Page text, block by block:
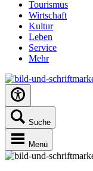
Tourismus
Wirtschaft
Kultur
Leben
Service
Mehr
Suche
Menü